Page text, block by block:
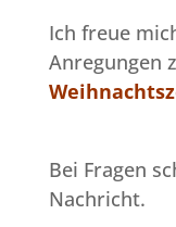
Ich freue
Anregungen
Bei Fragen
Nachricht.